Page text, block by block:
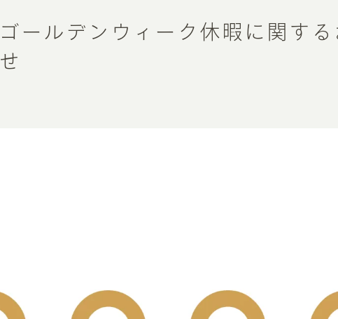
ゴールデンウィーク休暇に関する
せ